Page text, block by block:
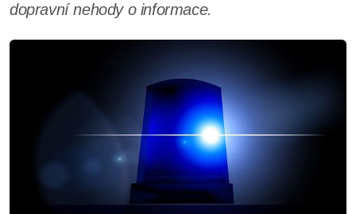
dopravní nehody o informace.